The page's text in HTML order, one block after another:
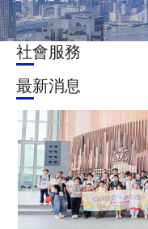
社會服務
最新消息